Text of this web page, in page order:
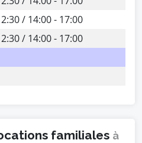
/ 14:00 - 17:00
/ 14:00 - 17:00
familiales à